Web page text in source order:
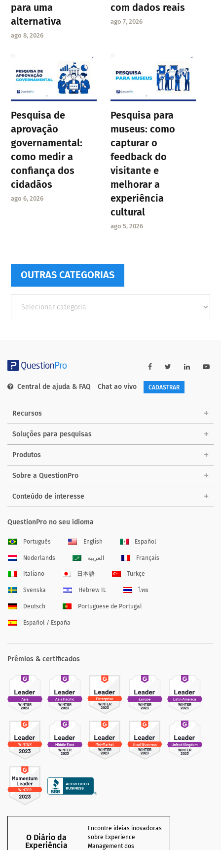
para uma
alternativa
ago 8, 2026
com dados reais
ago 7, 2026
Pesquisa de
aprovação
governamental:
como medir a
confiança dos
cidadãos
ago 6, 2026
Pesquisa para
museus: como
capturar o
feedback do
visitante e
melhorar a
experiência
cultural
ago 5, 2026
OUTRAS CATEGORIAS
Categorias
Central de ajuda & FAQ Chat ao vivo CADASTRAR
Recursos
Soluções para pesquisas
Produtos
Sobre a QuestionPro
Conteúdo de interesse
QuestionPro no seu idioma
Português English Español
Nederlands العربية Français
Italiano 日本語 Türkçe
Svenska Hebrew IL ไทย
Deutsch Portuguese de Portugal
Español / España
Prêmios & certificados
O Diário da
Experiência
Encontre ideias inovadoras
sobre Experience
Management dos